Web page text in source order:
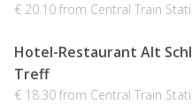
€ 20.10 from Central Train
Hotel-Restaurant Alt
Treff
€ 18.30 from Central Train